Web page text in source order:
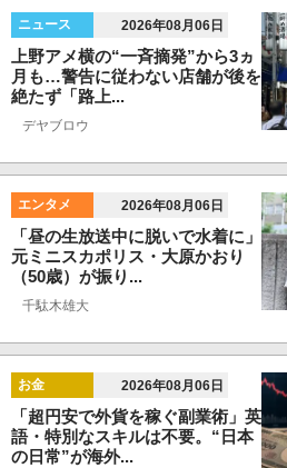
ニュース 2026年08月06日
上野アメ横の“一斉摘発”から3ヵ
月も…警告に従わない店舗が後を
絶たず「路上...
デヤブロウ
エンタメ 2026年08月06日
「昼の生放送中に脱いで水着に」
元ミニスカポリス・大原かおり
（50歳）が振り...
千駄木雄大
お金 2026年08月06日
「超円安で外貨を稼ぐ副業術」英
語・特別なスキルは不要。“日本
の日常”が海外...